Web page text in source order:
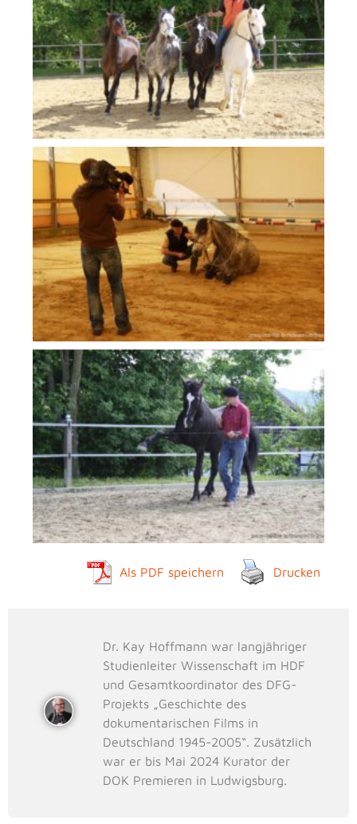
Als PDF speichern Drucken
Dr. Kay Hoffmann war langjähriger
Studienleiter Wissenschaft im HDF
und Gesamtkoordinator des DFG-
Projekts „Geschichte des
dokumentarischen Films in
Deutschland 1945-2005“. Zusätzlich
war er bis Mai 2024 Kurator der
DOK Premieren in Ludwigsburg.